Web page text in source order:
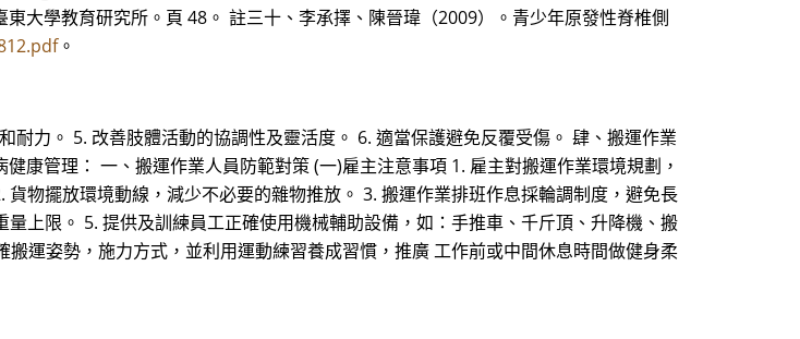
大學教育研究所。頁 48。 註三十、李承擇、陳晉瑋（2009）。青少年原發性脊椎側
。
力。 5. 改善肢體活動的協調性及靈活度。 6. 適當保護避免反覆受傷。 肆、搬運作業
康管理： 一、搬運作業人員防範對策 (一)雇主注意事項 1. 雇主對搬運作業環境規劃，
物擺放環境動線，減少不必要的雜物推放。 3. 搬運作業排班作息採輪調制度，避免長
上限。 5. 提供及訓練員工正確使用機械輔助設備，如：手推車、千斤頂、升降機、搬
運姿勢，施力方式，並利用運動練習養成習慣，推廣 工作前或中間休息時間做健身柔